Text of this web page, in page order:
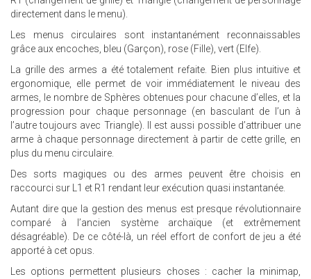
directement dans le menu).
Les menus circulaires sont instantanément reconnaissables
grâce aux encoches, bleu (Garçon), rose (Fille), vert (Elfe).
La grille des armes a été totalement refaite. Bien plus intuitive et
ergonomique, elle permet de voir immédiatement le niveau des
armes, le nombre de Sphères obtenues pour chacune d’elles, et la
progression pour chaque personnage (en basculant de l’un à
l’autre toujours avec Triangle). Il est aussi possible d’attribuer une
arme à chaque personnage directement à partir de cette grille, en
plus du menu circulaire.
Des sorts magiques ou des armes peuvent être choisis en
raccourci sur L1 et R1 rendant leur exécution quasi instantanée.
Autant dire que la gestion des menus est presque révolutionnaire
comparé à l’ancien système archaïque (et extrêmement
désagréable). De ce côté-là, un réel effort de confort de jeu a été
apporté à cet opus.
Les options permettent plusieurs choses : cacher la minimap,